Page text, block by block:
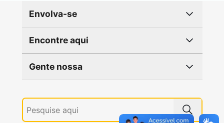
Envolva-se
Encontre aqui
Gente nossa